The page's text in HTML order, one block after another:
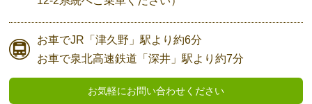
お車でJR「津久野」駅より約6分
お車で泉北高速鉄道「深井」駅より約7分
お気軽にお問い合わせください